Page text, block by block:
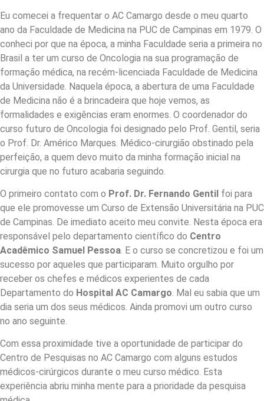
Eu comecei a frequentar o AC Camargo desde o meu quarto
ano da Faculdade de Medicina na PUC de Campinas em 1979. O
conheci por que na época, a minha Faculdade seria a primeira no
Brasil a ter um curso de Oncologia na sua programação de
formação médica, na recém-licenciada Faculdade de Medicina
da Universidade. Naquela época, a abertura de uma Faculdade
de Medicina não é a brincadeira que hoje vemos, as
formalidades e exigências eram enormes. O coordenador do
curso futuro de Oncologia foi designado pelo Prof. Gentil, seria
o Prof. Dr. Américo Marques. Médico-cirurgião obstinado pela
perfeição, a quem devo muito da minha formação inicial na
cirurgia que no futuro acabaria seguindo.
O primeiro contato com o Prof. Dr. Fernando Gentil foi para
que ele promovesse um Curso de Extensão Universitária na PUC
de Campinas. De imediato aceito meu convite. Nesta época era
responsável pelo departamento científico do Centro
Acadêmico Samuel Pessoa. E o curso se concretizou e foi um
sucesso por aqueles que participaram. Muito orgulho por
receber os chefes e médicos experientes de cada
Departamento do Hospital AC Camargo. Mal eu sabia que um
dia seria um dos seus médicos. Ainda promovi um outro curso
no ano seguinte.
Com essa proximidade tive a oportunidade de participar do
Centro de Pesquisas no AC Camargo com alguns estudos
médicos-cirúrgicos durante o meu curso médico. Esta
experiência abriu minha mente para a prioridade da pesquisa